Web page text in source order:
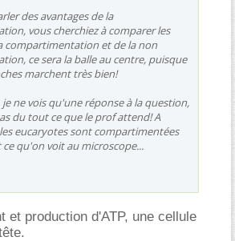
des avantages de la
vous cherchiez à comparer les
compartimentation et de la non
ce sera la balle au centre, puisque
marchent très bien!
ne vois qu'une réponse à la question,
du tout ce que le prof attend! A
eucaryotes sont compartimentées
ce qu'on voit au microscope...
et production d'ATP, une cellule